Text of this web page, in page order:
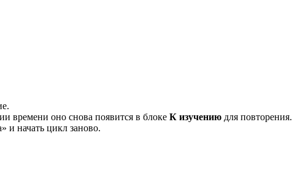
времени оно снова появится в блоке К изучению для повторения.
и начать цикл заново.